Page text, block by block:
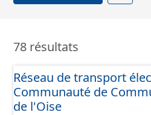
78 résultats
Réseau de transport
Communauté de
de l'Oise